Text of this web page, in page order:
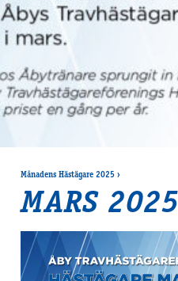
Månadens Hästägare 2025 ›
MARS 2025